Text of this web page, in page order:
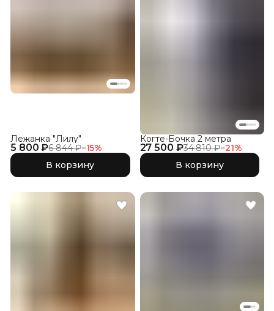
5 800 ₽6 844 ₽−15%
Лежанка "Лилу"
В корзину
27 500 ₽34 810 ₽−21%
Когте-Бочка 2 метра
В корзину